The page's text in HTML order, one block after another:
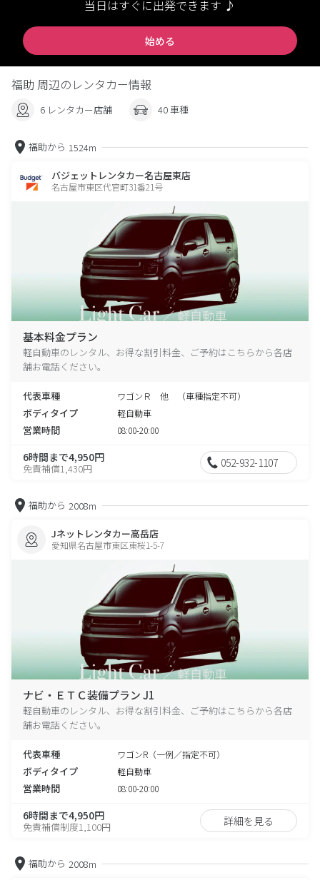
当日はすぐに出発できます ♪
始める
福助 周辺のレンタカー情報
6 レンタカー店舗 40 車種
福助から 1524m
バジェットレンタカー名古屋東店
名古屋市東区代官町31番21号
基本料金プラン
軽自動車のレンタル、お得な割引料金、ご予約はこちらから各店
舗お電話ください。
代表車種 ワゴンＲ 他 （車種指定不可）
ボディタイプ 軽自動車
営業時間 08:00-20:00
6時間まで4,950円
免責補償1,430円 052-932-1107
福助から 2008m
Jネットレンタカー高岳店
愛知県名古屋市東区東桜1-5-7
ナビ・ＥＴＣ装備プラン J1
軽自動車のレンタル、お得な割引料金、ご予約はこちらから各店
舗お電話ください。
代表車種 ワゴンR（一例／指定不可）
ボディタイプ 軽自動車
営業時間 08:00-20:00
6時間まで4,950円
免責補償制度1,100円 詳細を見る
福助から 2008m